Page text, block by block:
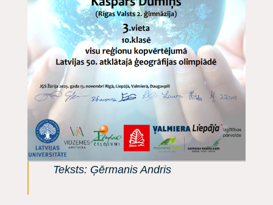
Teksts: Ģērmanis Andris